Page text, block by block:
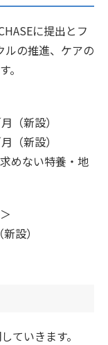
に提出とフ
ルの推進、ケアの
。
（新設）
（新設）
めない特養・地
設）
ていきます。